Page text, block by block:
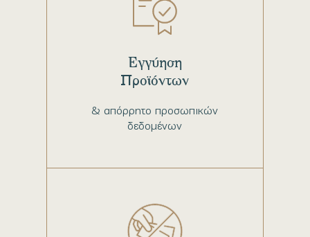
& απόρρητο προσωπικών
δεδομένων
Εγγύηση
Προϊόντων